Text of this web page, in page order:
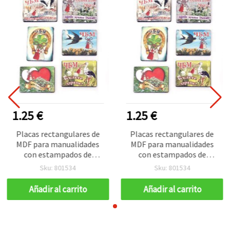
1.25 €
Placas rectangulares de
MDF para manualidades
con estampados de
Martenitsa (Baba Marta),
mixtos – 10 piezas
Sku: 801534
Añadir al carrito
1.25 €
Placas rectangulares de
MDF para manualidades
con estampados de
Martenitsa (Baba Marta),
mixtos – 10 piezas
Sku: 801534
Añadir al carrito